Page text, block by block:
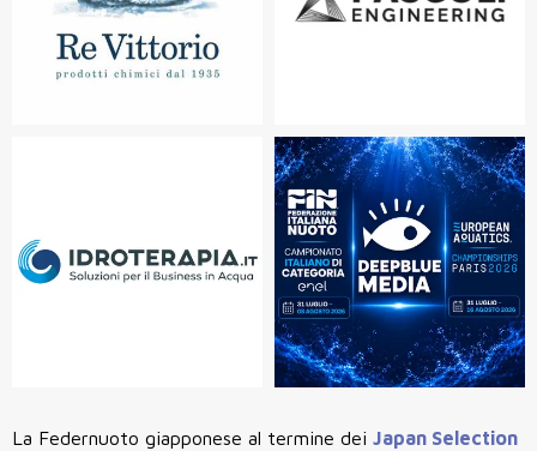
La Federnuoto giapponese al termine dei Japan Selection